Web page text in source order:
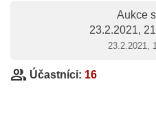
Aukce
23.2.2021,
23.2.2021,
group Účastníci: 16